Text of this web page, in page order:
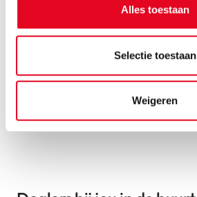
Alles toestaan
Selectie toestaan
Weigeren
Bekijk fiets
Bekijk alle fietsen